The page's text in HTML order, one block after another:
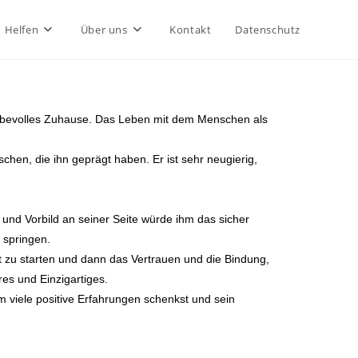
Helfen Über uns Kontakt Datenschutz
Zuhause. Das Leben mit dem Menschen als
die ihn geprägt haben. Er ist sehr neugierig,
Vorbild an seiner Seite würde ihm das sicher
starten und dann das Vertrauen und die Bindung,
und Einzigartiges.
viele positive Erfahrungen schenkst und sein